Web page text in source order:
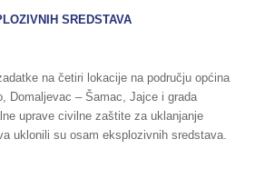
SREDSTAVA
na četiri lokacije na području općina
Domaljevac – Šamac, Jajce i grada
uprave civilne zaštite za uklanjanje
uklonili su osam eksplozivnih sredstava.